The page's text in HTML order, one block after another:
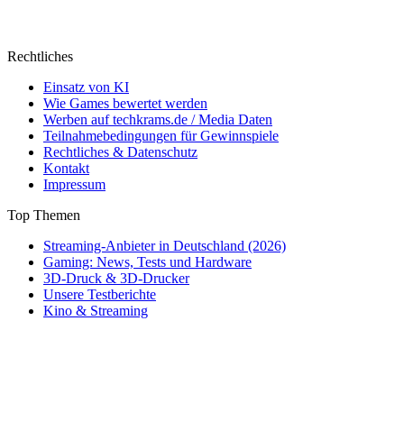
Rechtliches
Einsatz von KI
Wie Games bewertet werden
Werben auf techkrams.de / Media Daten
Teilnahmebedingungen für Gewinnspiele
Rechtliches & Datenschutz
Kontakt
Impressum
Top Themen
Streaming-Anbieter in Deutschland (2026)
Gaming: News, Tests und Hardware
3D-Druck & 3D-Drucker
Unsere Testberichte
Kino & Streaming